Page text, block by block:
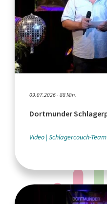
09.07.2026 - 88 Min.
Dortmunder
Video Schlagercouch-Team